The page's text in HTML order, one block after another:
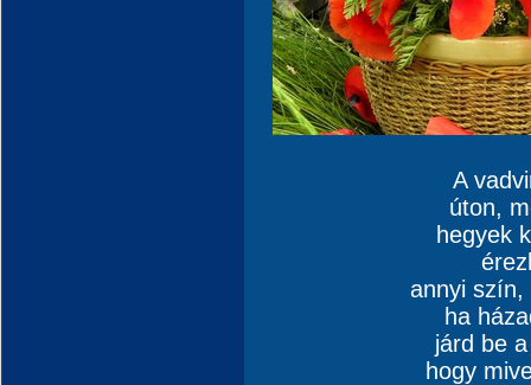
A
úton,
hegyek
annyi szín,
ha
járd be
hogy